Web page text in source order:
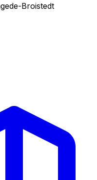
Broistedt